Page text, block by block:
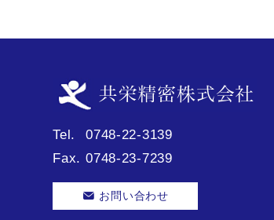
Tel.
0748-22-3139
Fax. 0748-23-7239
お問い合わせ